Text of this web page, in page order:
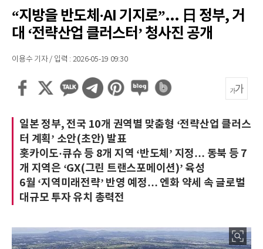
“지방을 반도체·AI 기지로”... 日 정부, 거
대 ‘전략산업 클러스터’ 청사진 공개
이용수 기자 / 입력 : 2026-05-19 09:30
일본 정부, 전국 10개 권역별 맞춤형 ‘전략산업 클러스
터 계획’ 소안(초안) 발표
홋카이도·큐슈 등 8개 지역 ‘반도체’ 지정… 동북 등 7
개 지역은 ‘GX(그린 트랜스포메이션)’ 육성
6월 ‘지역미래전략’ 반영 예정… 엔화 약세 속 글로벌
대규모 투자 유치 총력전